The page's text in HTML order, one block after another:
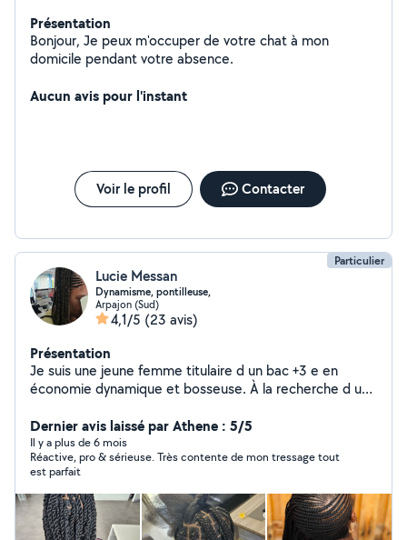
Présentation
Bonjour, Je peux m'occuper de votre chat à mon
domicile pendant votre absence.
Aucun avis pour l'instant
Voir le profil Contacter
Particulier
Lucie Messan
Dynamisme, pontilleuse,
Arpajon (Sud)
4,1/5 (23 avis)
Présentation
Je suis une jeune femme titulaire d un bac +3 e en
économie dynamique et bosseuse. À la recherche d un
serveuse exprès ces offres ou j' ai acquis de l
expérience mais je suis ouvertes à d autre proposition.
Je fais aussi de la coiffure.
Dernier avis laissé par Athene : 5/5
Il y a plus de 6 mois
Réactive, pro & sérieuse. Très contente de mon tressage tout
est parfait